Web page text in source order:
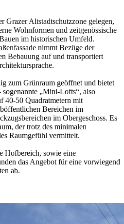
Grazer Altstadtschutzzone gelegen,
Wohnformen und zeitgenössische
im historischen Umfeld.
nimmt Bezüge der
Bebauung auf und transportiert
zum Grünraum geöffnet und bietet
„Mini-Lofts“, also
40-50 Quadratmetern mit
Bereichen im
im Obergeschoss. Es
der trotz des minimalen
Raumgefühl vermittelt.
Hofbereich, sowie eine
das Angebot für eine vorwiegend
ab.